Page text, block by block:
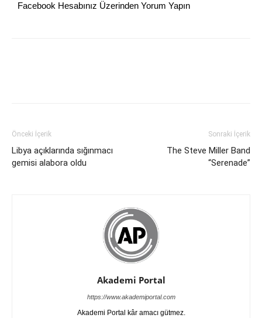
Facebook Hesabınız Üzerinden Yorum Yapın
Önceki İçerik
Libya açıklarında sığınmacı
gemisi alabora oldu
Sonraki İçerik
The Steve Miller Band
“Serenade”
Akademi Portal
https://www.akademiportal.com
Akademi Portal kâr amacı gütmez.